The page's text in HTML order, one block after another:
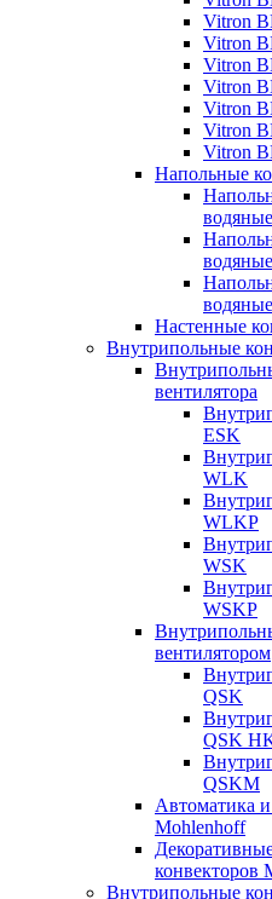
Vitron
Vitron
Vitron
Vitron
Vitron
Vitron
Vitron
Напольные
Настенные
Внутрипольные
вентилятора
ESK
WLK
WLKP
WSK
WSKP
вентилятором
QSK
QSK
QSKM
Автоматика
Mohlenhoff
конвекторов
Внутрипольные